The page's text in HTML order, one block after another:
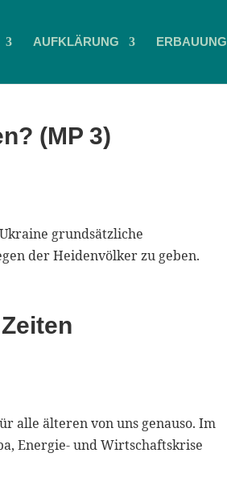
AUFKLÄRUNG ERBAUUNG
(MP 3)
grundsätzliche
der Heidenvölker zu geben.
alle älteren von uns genauso. Im
Energie- und Wirtschaftskrise